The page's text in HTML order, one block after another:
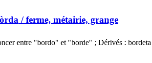
/ ferme, métairie, grange
entre "bordo" et "borde" ; Dérivés :